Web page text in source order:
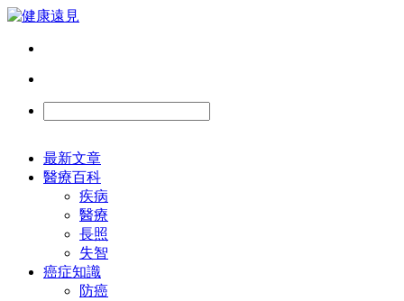
最新文章
醫療百科
疾病
醫療
長照
失智
癌症知識
防癌